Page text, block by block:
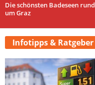
Die schönsten Badeseen rund
um Graz
Infotipps & Ratgeber